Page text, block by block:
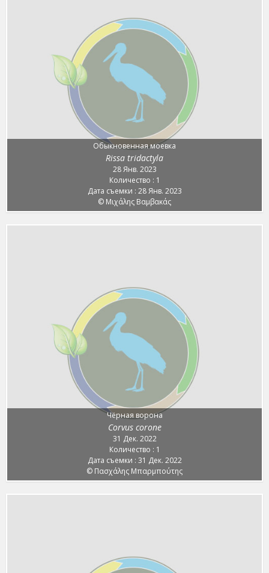
Обыкновенная моевка
Rissa tridactyla
28 Янв. 2023
Количество : 1
Дата съемки : 28 Янв. 2023
© Μιχάλης Βαμβακάς
Чёрная ворона
Corvus corone
31 Дек. 2022
Количество : 1
Дата съемки : 31 Дек. 2022
© Πασχάλης Μπαρμπούτης